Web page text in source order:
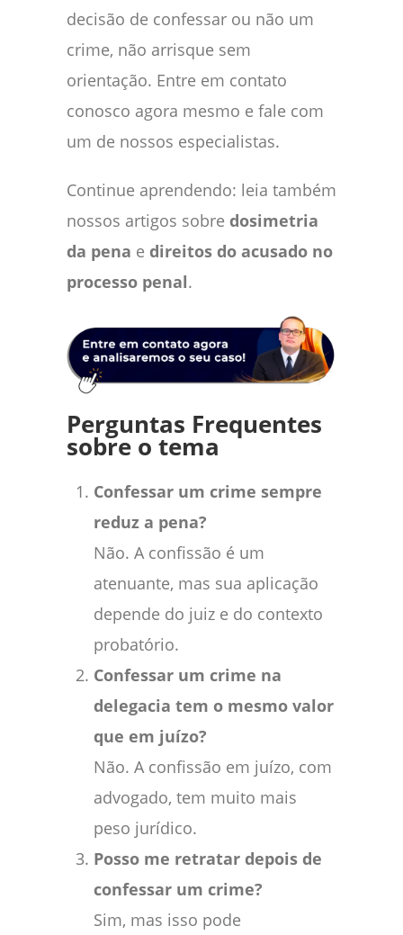
decisão de confessar ou não um
crime, não arrisque sem
orientação. Entre em contato
conosco agora mesmo e fale com
um de nossos especialistas.
Continue aprendendo: leia também
nossos artigos sobre dosimetria
da pena e direitos do acusado no
processo penal.
Perguntas Frequentes
sobre o tema
Confessar um crime sempre
reduz a pena?
Não. A confissão é um
atenuante, mas sua aplicação
depende do juiz e do contexto
probatório.
Confessar um crime na
delegacia tem o mesmo valor
que em juízo?
Não. A confissão em juízo, com
advogado, tem muito mais
peso jurídico.
Posso me retratar depois de
confessar um crime?
Sim, mas isso pode